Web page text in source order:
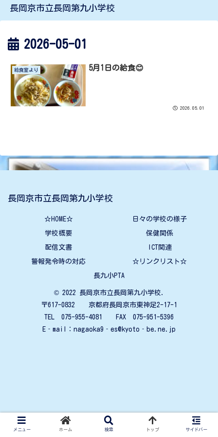
長岡京市立長岡第九小学校
2026-05-01
給食室より 5月1日の給食😊
2026.05.01
長岡京市立長岡第九小学校
☆HOME☆ 日々の学校の様子
学校概要 保健関係
配信文書 ICT関連
警報発令時の対応 ☆リンクリスト☆
長九小PTA
© 2022 長岡京市立長岡第九小学校.
〒617-0832 京都府長岡京市東神足2-17-1
TEL 075-955-4081 FAX 075-951-5396
E‐mail：nagaoka9‐es@kyoto‐be.ne.jp
メニュー ホーム 検索 トップ サイドバー